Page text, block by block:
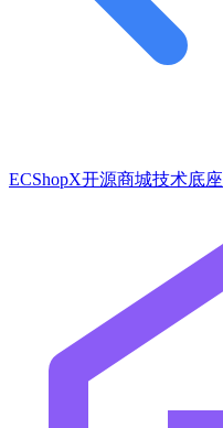
ECShopX开源商城技术底座